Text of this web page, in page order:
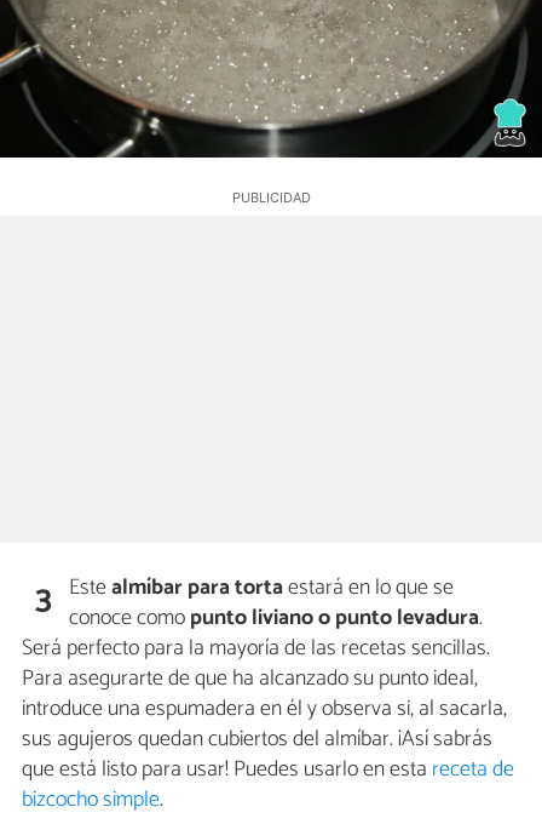
3 Estealmíbar para tortaestará en lo que se
conoce comopunto liviano o punto levadura.
Será perfecto para la mayoría de las recetas sencillas.
Para asegurarte de que ha alcanzado su punto ideal,
introduce una espumadera en él y observa si, al sacarla,
sus agujeros quedan cubiertos del almíbar. ¡Así sabrás
que está listo para usar! Puedes usarlo en esta receta de
bizcocho simple.